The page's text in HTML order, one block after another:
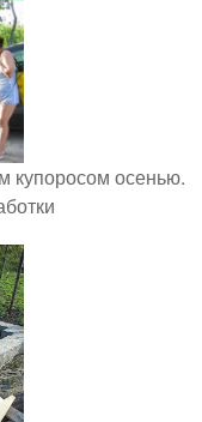
купоросом осенью.